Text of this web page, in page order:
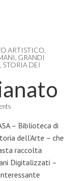
ARTISTICO
GRANDI
STORIA DEI
– Biblioteca di
dell’Arte – che
raccolta
Digitalizzati –